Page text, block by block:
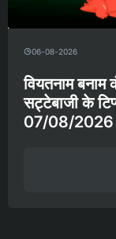
06-08-2026
वियतनाम
सट्टेबाजी के
07/08/2026